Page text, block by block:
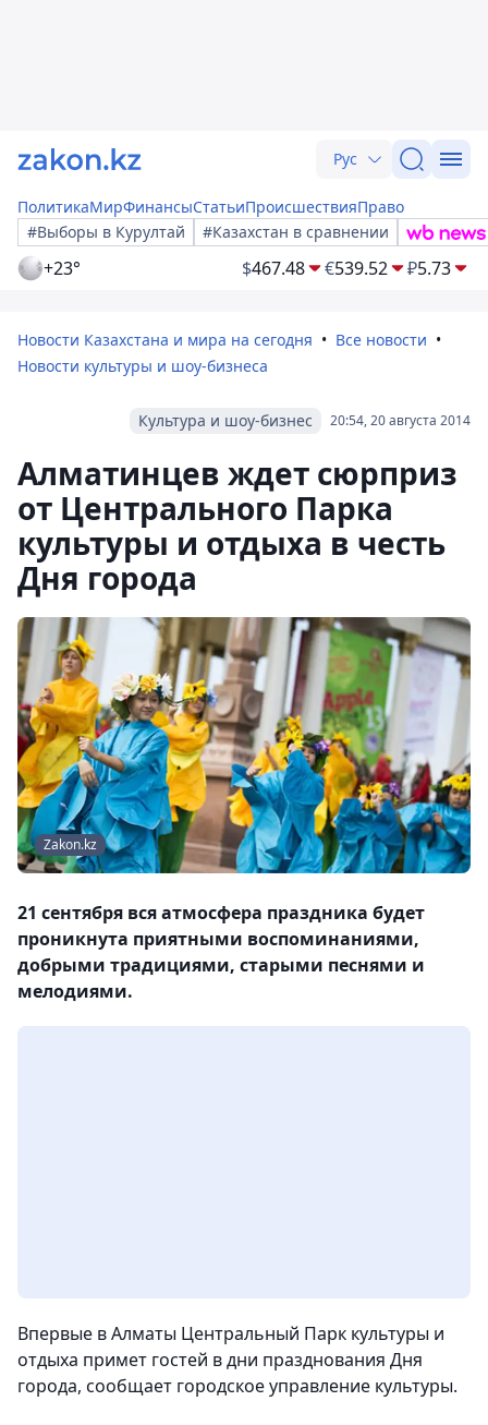
Рус
ПолитикаМирФинансыСтатьиПроисшествияПраво
#Выборы в Курултай
#Казахстан в сравнении
+23° $467.48 €539.52 ₽5.73
Новости Казахстана и мира на сегодня
Все новости
Новости культуры и шоу-бизнеса
20:54, 20 августа 2014
Культура и шоу-бизнес
Алматинцев ждет сюрприз
от Центрального Парка
культуры и отдыха в честь
Дня города
Zakon.kz
21 сентября вся атмосфера праздника будет
проникнута приятными воспоминаниями,
добрыми традициями, старыми песнями и
мелодиями.
Впервые в Алматы Центральный Парк культуры и
отдыха примет гостей в дни празднования Дня
города, сообщает городское управление культуры.